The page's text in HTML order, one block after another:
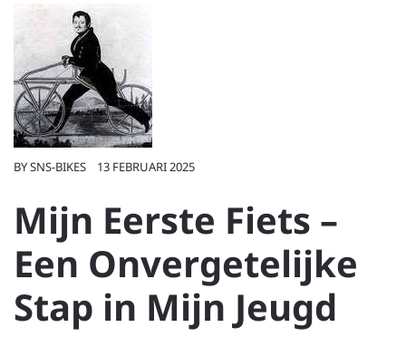
BYSNS-BIKES 13 FEBRUARI 2025
Mijn Eerste Fiets –
Een Onvergetelijke
Stap in Mijn Jeugd